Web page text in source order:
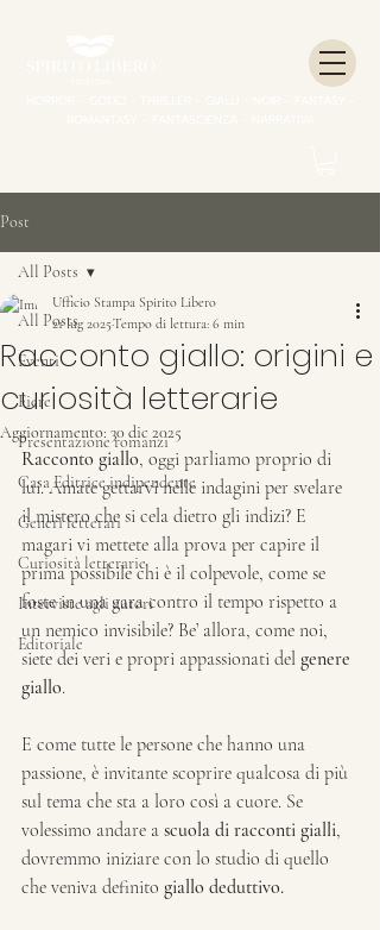
Post
All Posts
Eventi
Fiere
Presentazione romanzi
Casa Editrice indipendente
Generi letterari
Curiosità letterarie
Interviste agli autori
Editoriale
All Posts
Racconto giallo: origini e
curiosità letterarie
Ufficio Stampa Spirito Libero
21 lug 2025Tempo di lettura: 6 min
Aggiornamento: 30 dic 2025
Racconto giallo, oggi parliamo proprio di
lui. Amate gettarvi nelle indagini per svelare
il mistero che si cela dietro gli indizi? E
magari vi mettete alla prova per capire il
prima possibile chi è il colpevole, come se
foste in una gara contro il tempo rispetto a
un nemico invisibile? Be’ allora, come noi,
siete dei veri e propri appassionati del genere
giallo.
E come tutte le persone che hanno una
passione, è invitante scoprire qualcosa di più
sul tema che sta a loro così a cuore. Se
volessimo andare a scuola di racconti gialli,
dovremmo iniziare con lo studio di quello
che veniva definito giallo deduttivo.